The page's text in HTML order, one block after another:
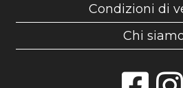
Condizioni di
Chi